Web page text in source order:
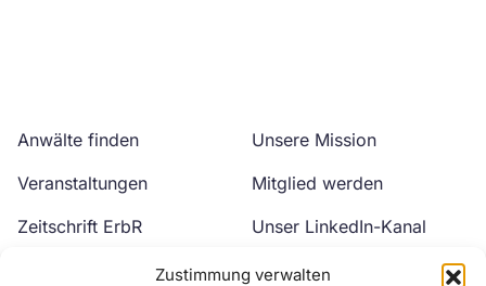
Zustimmung verwalten
Anwälte finden
Veranstaltungen
Zeitschrift ErbR
Unsere Mission
Mitglied werden
Unser LinkedIn-Kanal
Unser YouTube-Kanal